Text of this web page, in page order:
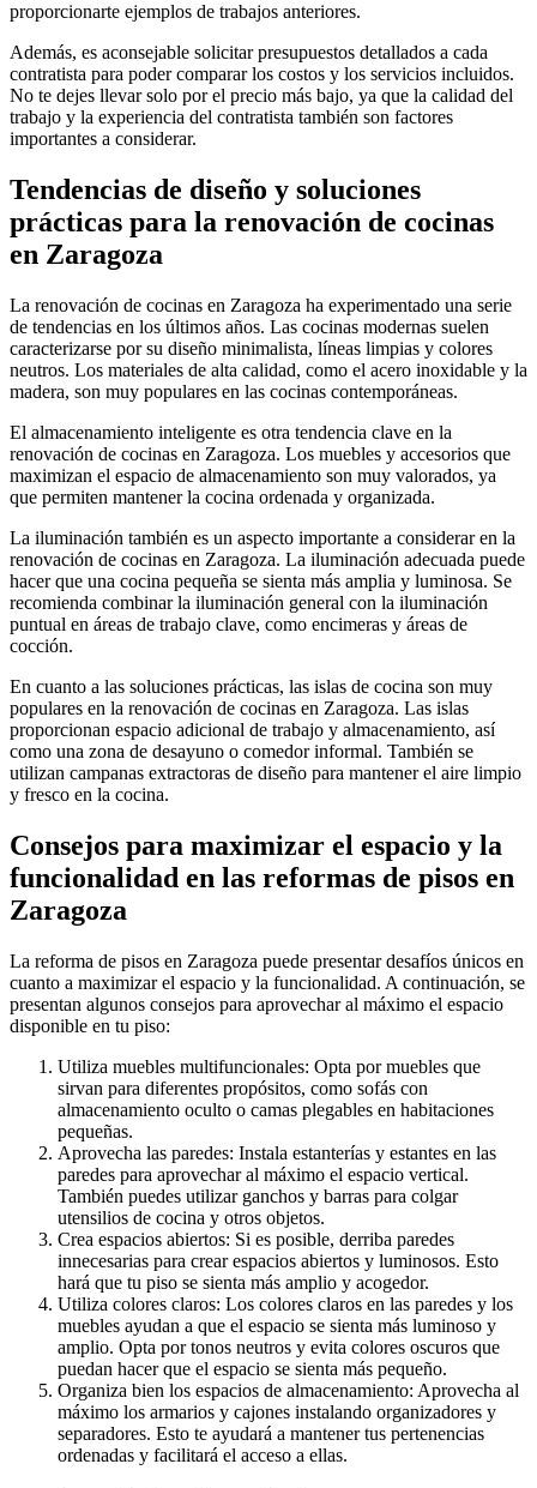
proporcionarte ejemplos de trabajos anteriores.
Además, es aconsejable solicitar presupuestos detallados a cada
contratista para poder comparar los costos y los servicios incluidos.
No te dejes llevar solo por el precio más bajo, ya que la calidad del
trabajo y la experiencia del contratista también son factores
importantes a considerar.
Tendencias de diseño y soluciones
prácticas para la renovación de cocinas
en Zaragoza
La renovación de cocinas en Zaragoza ha experimentado una serie
de tendencias en los últimos años. Las cocinas modernas suelen
caracterizarse por su diseño minimalista, líneas limpias y colores
neutros. Los materiales de alta calidad, como el acero inoxidable y la
madera, son muy populares en las cocinas contemporáneas.
El almacenamiento inteligente es otra tendencia clave en la
renovación de cocinas en Zaragoza. Los muebles y accesorios que
maximizan el espacio de almacenamiento son muy valorados, ya
que permiten mantener la cocina ordenada y organizada.
La iluminación también es un aspecto importante a considerar en la
renovación de cocinas en Zaragoza. La iluminación adecuada puede
hacer que una cocina pequeña se sienta más amplia y luminosa. Se
recomienda combinar la iluminación general con la iluminación
puntual en áreas de trabajo clave, como encimeras y áreas de
cocción.
En cuanto a las soluciones prácticas, las islas de cocina son muy
populares en la renovación de cocinas en Zaragoza. Las islas
proporcionan espacio adicional de trabajo y almacenamiento, así
como una zona de desayuno o comedor informal. También se
utilizan campanas extractoras de diseño para mantener el aire limpio
y fresco en la cocina.
Consejos para maximizar el espacio y la
funcionalidad en las reformas de pisos en
Zaragoza
La reforma de pisos en Zaragoza puede presentar desafíos únicos en
cuanto a maximizar el espacio y la funcionalidad. A continuación, se
presentan algunos consejos para aprovechar al máximo el espacio
disponible en tu piso:
Utiliza muebles multifuncionales: Opta por muebles que
sirvan para diferentes propósitos, como sofás con
almacenamiento oculto o camas plegables en habitaciones
pequeñas.
Aprovecha las paredes: Instala estanterías y estantes en las
paredes para aprovechar al máximo el espacio vertical.
También puedes utilizar ganchos y barras para colgar
utensilios de cocina y otros objetos.
Crea espacios abiertos: Si es posible, derriba paredes
innecesarias para crear espacios abiertos y luminosos. Esto
hará que tu piso se sienta más amplio y acogedor.
Utiliza colores claros: Los colores claros en las paredes y los
muebles ayudan a que el espacio se sienta más luminoso y
amplio. Opta por tonos neutros y evita colores oscuros que
puedan hacer que el espacio se sienta más pequeño.
Organiza bien los espacios de almacenamiento: Aprovecha al
máximo los armarios y cajones instalando organizadores y
separadores. Esto te ayudará a mantener tus pertenencias
ordenadas y facilitará el acceso a ellas.